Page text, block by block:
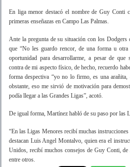
En liga menor destacó el nombre de Guy Conti
primeras enseñazas en Campo Las Palmas.
Ante la pregunta de su situación con los
que “No les guardo rencor, de una forma u
oportunidad para desarrollarme, a pesar de que
contra de mi aspecto físico, de hecho, recuerdo
forma despectiva “yo no lo firmo, es una
obstante, eso me sirvió de motivación para
podía llegar a las Grandes Ligas”, acotó.
De igual forma, Martínez habló de su paso por las
“En las Ligas Menores recibí muchas
destacan Luis Angel Montalvo, quien era el
Unidos, recibí muchos consejos de Guy Conti,
entre otros.